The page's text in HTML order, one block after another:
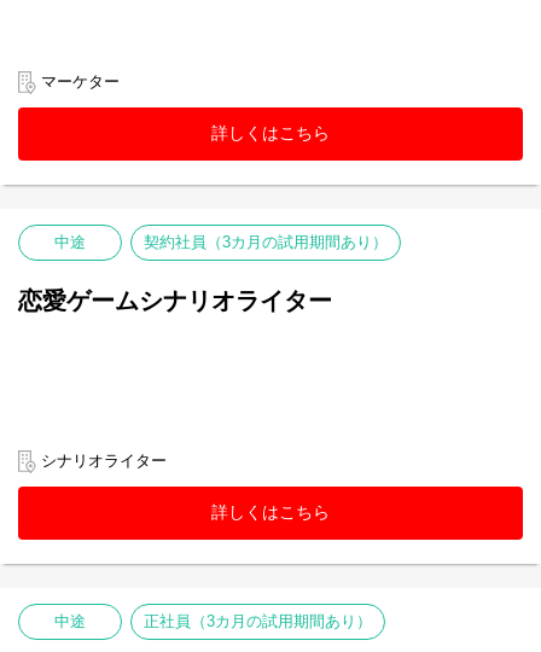
マーケター
詳しくはこちら
中途 契約社員（3カ月の試用期間あり）
恋愛ゲームシナリオライター
シナリオライター
詳しくはこちら
中途 正社員（3カ月の試用期間あり）